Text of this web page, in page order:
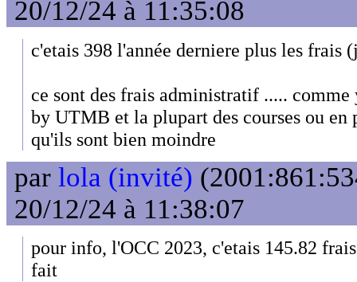
20/12/24 à 11:35:08
c'etais 398 l'année derniere plus les frais
ce sont des frais administratif ..... comme
by UTMB et la plupart des courses ou en
qu'ils sont bien moindre
par lola (invité)
20/12/24 à 11:38:07
pour info, l'OCC 2023, c'etais 145.82
fait